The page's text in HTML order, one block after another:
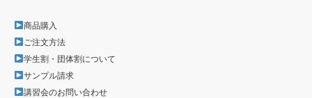
商品購入
ご注文方法
学生割・団体割について
サンプル請求
講習会のお問い合わせ